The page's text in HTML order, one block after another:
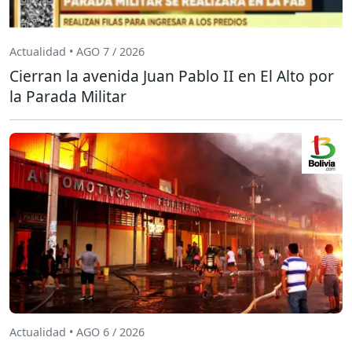
Actualidad • AGO 7 / 2026
Cierran la avenida Juan Pablo II en El Alto por
la Parada Militar
Actualidad • AGO 6 / 2026